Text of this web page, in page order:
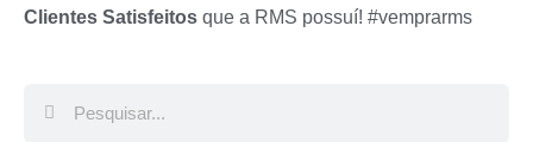
Clientes Satisfeitos que a RMS possuí! #vemprarms